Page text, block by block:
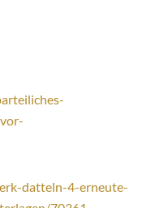
datteln-4-erneute-